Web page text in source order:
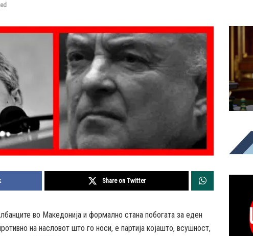
Share on Twitter
во Македонија и формално стана побогата за еден
на насловот што го носи, е партија којашто, всушност,